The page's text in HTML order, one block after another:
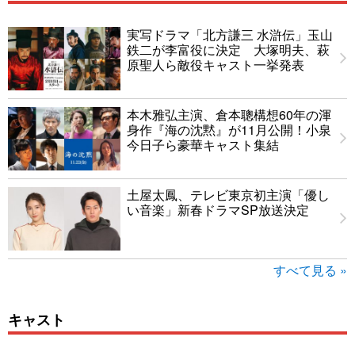
実写ドラマ「北方謙三 水滸伝」玉山
鉄二が李富役に決定 大塚明夫、萩
原聖人ら敵役キャスト一挙発表
本木雅弘主演、倉本聰構想60年の渾
身作『海の沈黙』が11月公開！小泉
今日子ら豪華キャスト集結
土屋太鳳、テレビ東京初主演「優し
い音楽」新春ドラマSP放送決定
すべて見る »
キャスト